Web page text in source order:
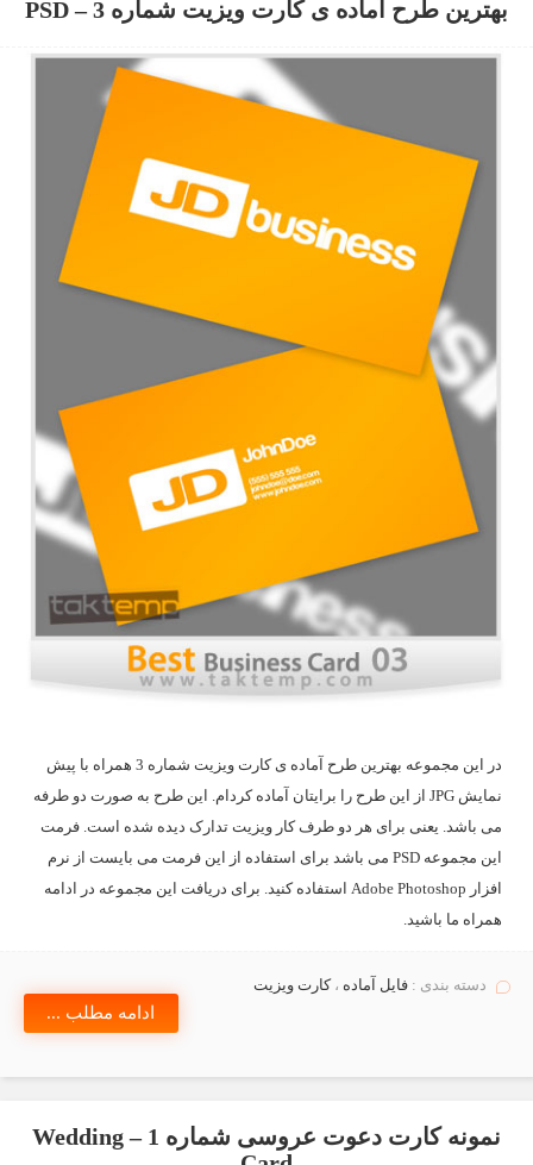
بهترین طرح آماده ی کارت ویزیت شماره 3 – PSD
در این مجموعه بهترین طرح آماده ی کارت ویزیت شماره 3 همراه با پیش
نمایش JPG از این طرح را برایتان آماده کردام. این طرح به صورت دو طرفه
می باشد. یعنی برای هر دو طرف کار ویزیت تدارک دیده شده است. فرمت
این مجموعه PSD می باشد برای استفاده از این فرمت می بایست از نرم
افزار Adobe Photoshop استفاده کنید. برای دریافت این مجموعه در ادامه
همراه ما باشید.
دسته بندی :فایل آماده ،کارت ویزیت
ادامه مطلب ...
نمونه کارت دعوت عروسی شماره 1 – Wedding